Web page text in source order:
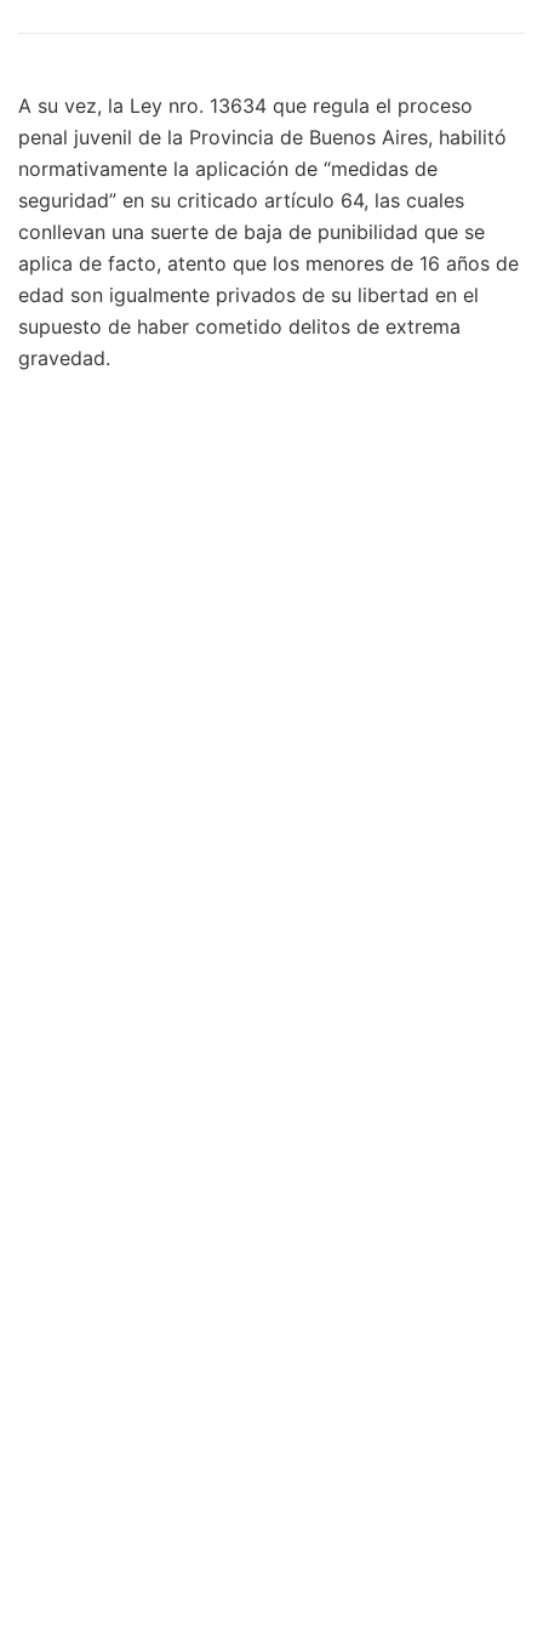
A su vez, la Ley nro. 13634 que regula el proceso
penal juvenil de la Provincia de Buenos Aires, habilitó
normativamente la aplicación de “medidas de
seguridad” en su criticado artículo 64, las cuales
conllevan una suerte de baja de punibilidad que se
aplica de facto, atento que los menores de 16 años de
edad son igualmente privados de su libertad en el
supuesto de haber cometido delitos de extrema
gravedad.